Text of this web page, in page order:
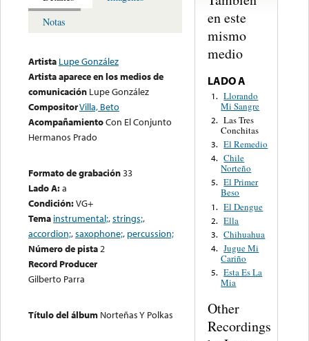
Notas
Artista Lupe González
Artista aparece en los medios de
comunicación Lupe González
CompositorVilla, Beto
AcompañamientoCon El Conjunto
Hermanos Prado
Formato de grabación33
Lado A:a
Condición:VG+
Tema instrumental;,strings;,
accordion;,saxophone;, percussion;
Número de pista2
Record Producer
Gilberto Parra
Título del álbum Norteñas Y Polkas
en este
mismo
medio
LADO A
1. Llorando
Mi Sangre
2. Las Tres
Conchitas
3. El Remedio
4. Chile
Norteño
5. El Primer
Beso
1. El Dengue
2. Ella
3. Chihuahua
4. Jugue Mi
Cariño
5. Esta Es La
Mia
Other
Recordings